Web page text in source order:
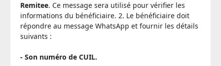
Remitee. Ce message sera utilisé pour vérifier les
informations du bénéficiaire. 2. Le bénéficiaire doit
répondre au message WhatsApp et fournir les détails
suivants :
- Son numéro de CUIL.